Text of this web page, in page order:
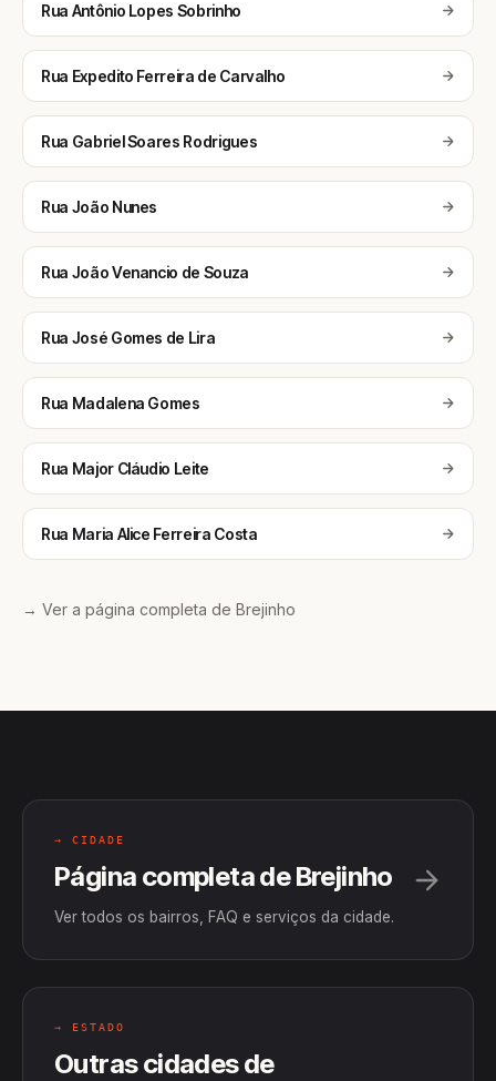
Rua Antônio Lopes Sobrinho
Rua Expedito Ferreira de Carvalho
Rua Gabriel Soares Rodrigues
Rua João Nunes
Rua João Venancio de Souza
Rua José Gomes de Lira
Rua Madalena Gomes
Rua Major Cláudio Leite
Rua Maria Alice Ferreira Costa
→ Ver a página completa de Brejinho
→ CIDADE
Página completa de Brejinho
Ver todos os bairros, FAQ e serviços da cidade.
→ ESTADO
Outras cidades de